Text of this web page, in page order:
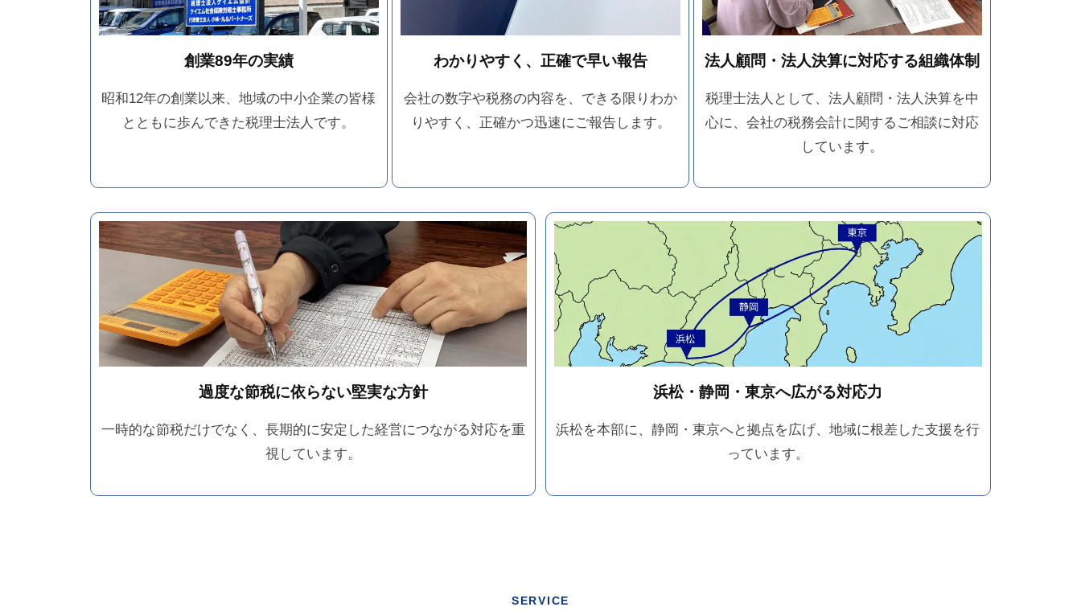
創業89年の実績
昭和12年の創業以来、地域の中小企業の皆様
とともに歩んできた税理士法人です。
わかりやすく、正確で早い報告
会社の数字や税務の内容を、できる限りわか
りやすく、正確かつ迅速にご報告します。
法人顧問・法人決算に対応する組織体制
税理士法人として、法人顧問・法人決算を中
心に、会社の税務会計に関するご相談に対応
しています。
過度な節税に依らない堅実な方針
一時的な節税だけでなく、長期的に安定した経営につながる対応を重
視しています。
浜松・静岡・東京へ広がる対応力
浜松を本部に、静岡・東京へと拠点を広げ、地域に根差した支援を行
っています。
SERVICE